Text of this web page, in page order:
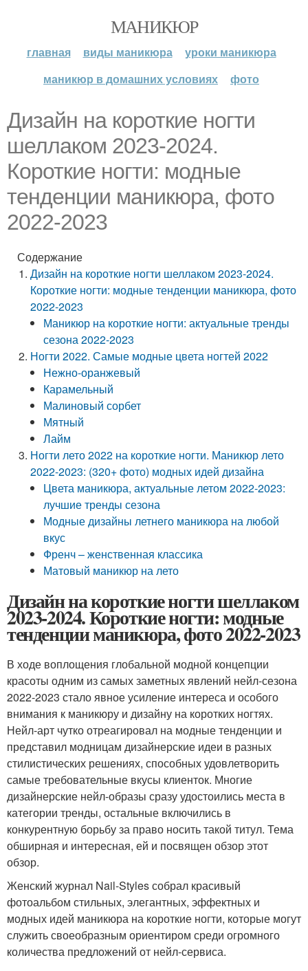
МАНИКЮР
главная виды маникюра
уроки маникюра
маникюр в домашних условиях
фото
Дизайн на короткие ногти
шеллаком 2023-2024.
Короткие ногти: модные
тенденции маникюра, фото
2022-2023
Содержание
Дизайн на короткие ногти шеллаком 2023-2024.
Короткие ногти: модные тенденции маникюра, фото
2022-2023
Маникюр на короткие ногти: актуальные тренды
сезона 2022-2023
Ногти 2022. Самые модные цвета ногтей 2022
Нежно-оранжевый
Карамельный
Малиновый сорбет
Мятный
Лайм
Ногти лето 2022 на короткие ногти. Маникюр лето
2022-2023: (320+ фото) модных идей дизайна
Цвета маникюра, актуальные летом 2022-2023:
лучшие тренды сезона
Модные дизайны летнего маникюра на любой
вкус
Френч – женственная классика
Матовый маникюр на лето
Дизайн на короткие ногти шеллаком
2023-2024. Короткие ногти: модные
тенденции маникюра, фото 2022-2023
В ходе воплощения глобальной модной концепции
красоты одним из самых заметных явлений нейл-сезона
2022-2023 стало явное усиление интереса и особого
внимания к маникюру и дизайну на коротких ногтях.
Нейл-арт чутко отреагировал на модные тенденции и
представил модницам дизайнерские идеи в разных
стилистических решениях, способных удовлетворить
самые требовательные вкусы клиенток. Многие
дизайнерские нейл-образы сразу удостоились места в
категории тренды, остальные включились в
конкурентную борьбу за право носить такой титул. Тема
обширная и интересная, ей и посвящен обзор этот
обзор.
Женский журнал Nail-Styles собрал красивый
фотоальбом стильных, элегантных, эффектных и
модных идей маникюра на короткие ногти, которые могут
служить своеобразным ориентиром среди огромного
количества предложений от нейл-сервиса.